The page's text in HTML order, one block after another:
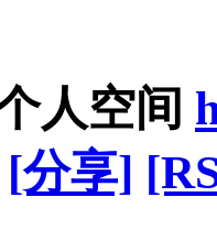
人空间
[分享]